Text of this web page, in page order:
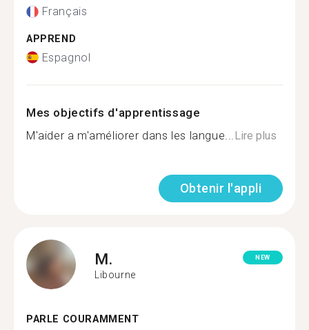
Français
APPREND
Espagnol
Mes objectifs d'apprentissage
M'aider a m'améliorer dans les langue... Lire plus
Obtenir l'appli
M.
Libourne
NEW
PARLE COURAMMENT